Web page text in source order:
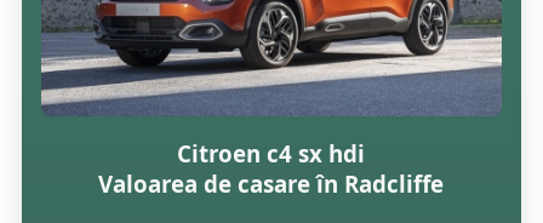
Citroen c4 sx hdi
Valoarea de casare în Radcliffe